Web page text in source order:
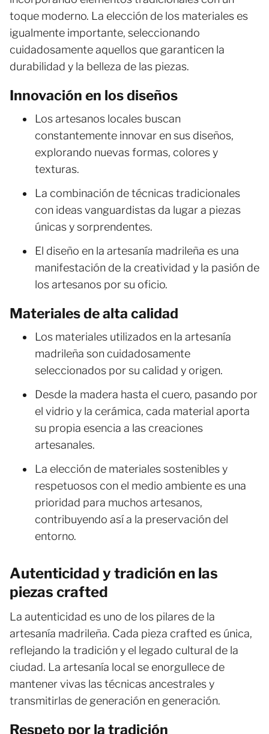
toque moderno. La elección de los materiales es
igualmente importante, seleccionando
cuidadosamente aquellos que garanticen la
durabilidad y la belleza de las piezas.
Innovación en los diseños
Los artesanos locales buscan
constantemente innovar en sus diseños,
explorando nuevas formas, colores y
texturas.
La combinación de técnicas tradicionales
con ideas vanguardistas da lugar a piezas
únicas y sorprendentes.
El diseño en la artesanía madrileña es una
manifestación de la creatividad y la pasión de
los artesanos por su oficio.
Materiales de alta calidad
Los materiales utilizados en la artesanía
madrileña son cuidadosamente
seleccionados por su calidad y origen.
Desde la madera hasta el cuero, pasando por
el vidrio y la cerámica, cada material aporta
su propia esencia a las creaciones
artesanales.
La elección de materiales sostenibles y
respetuosos con el medio ambiente es una
prioridad para muchos artesanos,
contribuyendo así a la preservación del
entorno.
Autenticidad y tradición en las
piezas crafted
La autenticidad es uno de los pilares de la
artesanía madrileña. Cada pieza crafted es única,
reflejando la tradición y el legado cultural de la
ciudad. La artesanía local se enorgullece de
mantener vivas las técnicas ancestrales y
transmitirlas de generación en generación.
Respeto por la tradición